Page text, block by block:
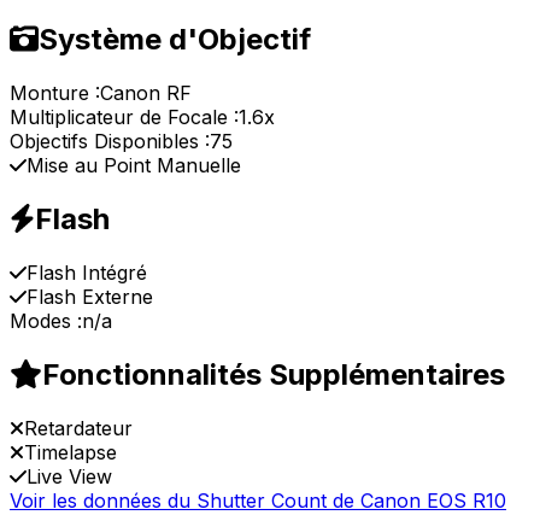
Système d'Objectif
Monture :Canon RF
Multiplicateur de Focale :1.6x
Objectifs Disponibles :75
Mise au Point Manuelle
Flash
Flash Intégré
Flash Externe
Modes :n/a
Fonctionnalités Supplémentaires
Retardateur
Timelapse
Live View
Voir les données du Shutter Count de Canon EOS R10